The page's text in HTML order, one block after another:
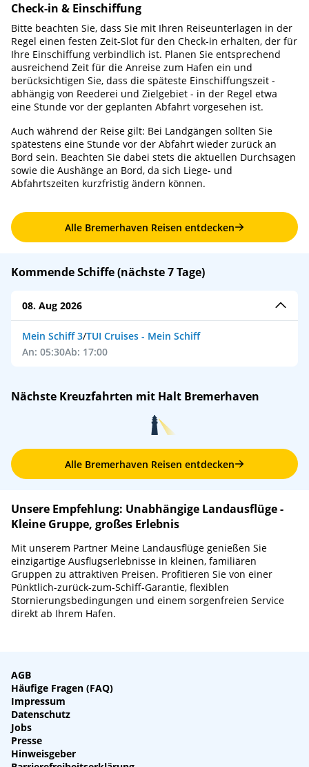
Check-in & Einschiffung
Bitte beachten Sie, dass Sie mit Ihren Reiseunterlagen in der
Regel einen festen Zeit-Slot für den Check-in erhalten, der für
Ihre Einschiffung verbindlich ist. Planen Sie entsprechend
ausreichend Zeit für die Anreise zum Hafen ein und
berücksichtigen Sie, dass die späteste Einschiffungszeit -
abhängig von Reederei und Zielgebiet - in der Regel etwa
eine Stunde vor der geplanten Abfahrt vorgesehen ist.
Auch während der Reise gilt: Bei Landgängen sollten Sie
spätestens eine Stunde vor der Abfahrt wieder zurück an
Bord sein. Beachten Sie dabei stets die aktuellen Durchsagen
sowie die Aushänge an Bord, da sich Liege- und
Abfahrtszeiten kurzfristig ändern können.
Alle Bremerhaven Reisen entdecken
Kommende Schiffe (nächste 7 Tage)
08. Aug 2026
Mein Schiff 3/TUI Cruises - Mein Schiff
An: 05:30Ab: 17:00
Nächste Kreuzfahrten mit Halt Bremerhaven
Alle Bremerhaven Reisen entdecken
Unsere Empfehlung: Unabhängige Landausflüge -
Kleine Gruppe, großes Erlebnis
Mit unserem Partner Meine Landausflüge genießen Sie
einzigartige Ausflugserlebnisse in kleinen, familiären
Gruppen zu attraktiven Preisen. Profitieren Sie von einer
Pünktlich-zurück-zum-Schiff-Garantie, flexiblen
Stornierungsbedingungen und einem sorgenfreien Service
direkt ab Ihrem Hafen.
AGB
Häufige Fragen (FAQ)
Impressum
Datenschutz
Jobs
Presse
Hinweisgeber